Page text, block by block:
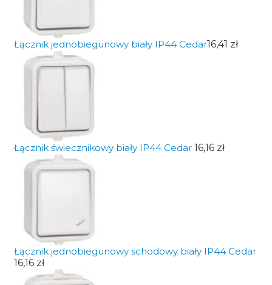
Łącznik jednobiegunowy biały IP44 Cedar16,41 zł
Łącznik świecznikowy biały IP44 Cedar 16,16 zł
Łącznik jednobiegunowy schodowy biały IP44 Cedar
16,16 zł